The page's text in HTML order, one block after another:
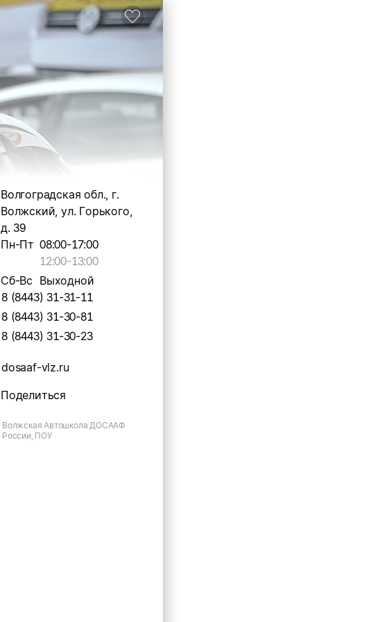
Волгоградская обл., г.
Волжский, ул. Горького,
д. 39
Пн-Пт 08:00-17:00
12:00-13:00
Сб-Вс Выходной
8 (8443) 31-31-11
8 (8443) 31-30-81
8 (8443) 31-30-23
dosaaf-vlz.ru
Поделиться
Волжская Автошкола ДОСААФ
России, ПОУ